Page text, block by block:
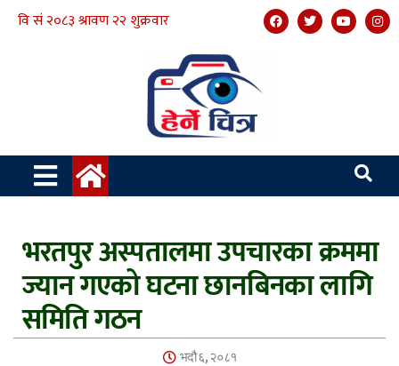
भरतपुर अस्पतालमा उपचारका क्रममा
ज्यान गएको घटना छानबिनका लागि
समिति गठन
भदौ ६, २०८१